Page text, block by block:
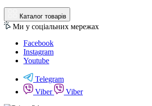
Каталог товарів
Ми у соціальних мережах
Facebook
Instagram
Youtube
Telegram
Viber
Viber